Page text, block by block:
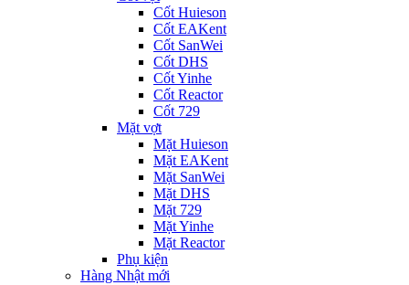
Cốt Huieson
Cốt EAKent
Cốt SanWei
Cốt DHS
Cốt Yinhe
Cốt Reactor
Cốt 729
Mặt vợt
Mặt Huieson
Mặt EAKent
Mặt SanWei
Mặt DHS
Mặt 729
Mặt Yinhe
Mặt Reactor
Phụ kiện
Hàng Nhật mới